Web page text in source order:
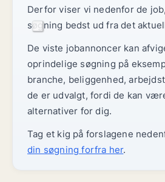
Derfor viser vi nedenfor de
søgning bedst ud fra det
De viste jobannoncer kan
oprindelige søgning på
branche, beliggenhed,
de er udvalgt, fordi de kan
alternativer for dig.
Tag et kig på forslagene
din søgning forfra her.